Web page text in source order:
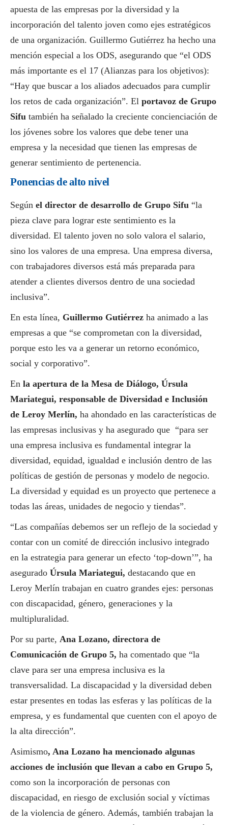
apuesta de las empresas por la diversidad y la
incorporación del talento joven como ejes estratégicos
de una organización. Guillermo Gutiérrez ha hecho una
mención especial a los ODS, asegurando que “el ODS
más importante es el 17 (Alianzas para los objetivos):
“Hay que buscar a los aliados adecuados para cumplir
los retos de cada organización”. El portavoz de Grupo
Sifu también ha señalado la creciente concienciación de
los jóvenes sobre los valores que debe tener una
empresa y la necesidad que tienen las empresas de
generar sentimiento de pertenencia.
Ponencias de alto nivel
Según el director de desarrollo de Grupo Sifu “la
pieza clave para lograr este sentimiento es la
diversidad. El talento joven no solo valora el salario,
sino los valores de una empresa. Una empresa diversa,
con trabajadores diversos está más preparada para
atender a clientes diversos dentro de una sociedad
inclusiva”.
En esta línea, Guillermo Gutiérrez ha animado a las
empresas a que “se comprometan con la diversidad,
porque esto les va a generar un retorno económico,
social y corporativo”.
En la apertura de la Mesa de Diálogo, Úrsula
Mariategui, responsable de Diversidad e Inclusión
de Leroy Merlín, ha ahondado en las características de
las empresas inclusivas y ha asegurado que “para ser
una empresa inclusiva es fundamental integrar la
diversidad, equidad, igualdad e inclusión dentro de las
políticas de gestión de personas y modelo de negocio.
La diversidad y equidad es un proyecto que pertenece a
todas las áreas, unidades de negocio y tiendas”.
“Las compañías debemos ser un reflejo de la sociedad y
contar con un comité de dirección inclusivo integrado
en la estrategia para generar un efecto ‘top-down’”, ha
asegurado Úrsula Mariategui, destacando que en
Leroy Merlín trabajan en cuatro grandes ejes: personas
con discapacidad, género, generaciones y la
multipluralidad.
Por su parte, Ana Lozano, directora de
Comunicación de Grupo 5, ha comentado que “la
clave para ser una empresa inclusiva es la
transversalidad. La discapacidad y la diversidad deben
estar presentes en todas las esferas y las políticas de la
empresa, y es fundamental que cuenten con el apoyo de
la alta dirección”.
Asimismo, Ana Lozano ha mencionado algunas
acciones de inclusión que llevan a cabo en Grupo 5,
como son la incorporación de personas con
discapacidad, en riesgo de exclusión social y víctimas
de la violencia de género. Además, también trabajan la